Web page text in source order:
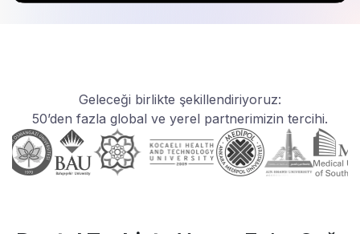
Geleceği birlikte şekillendiriyoruz:
50’den fazla global ve yerel partnerimizin tercihi.